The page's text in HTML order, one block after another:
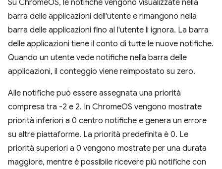
Su ChromeOS, le notifiche vengono visualizzate nella
barra delle applicazioni dell'utente e rimangono nella
barra delle applicazioni fino al l'utente li ignora. La barra
delle applicazioni tiene il conto di tutte le nuove notifiche.
Quando un utente vede notifiche nella barra delle
applicazioni, il conteggio viene reimpostato su zero.
Alle notifiche può essere assegnata una priorità
compresa tra -2 e 2. In ChromeOS vengono mostrate
priorità inferiori a 0 centro notifiche e genera un errore
su altre piattaforme. La priorità predefinita è 0. Le
priorità superiori a 0 vengono mostrate per una durata
maggiore, mentre è possibile ricevere più notifiche con